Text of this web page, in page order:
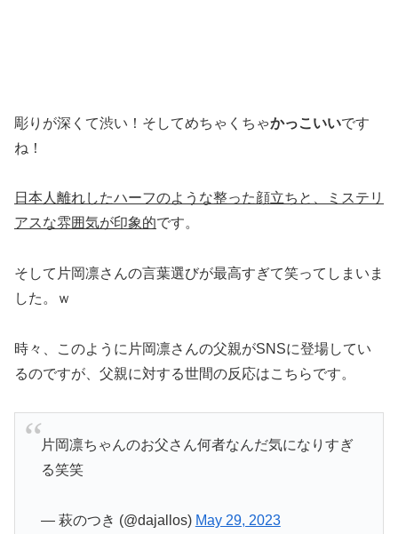
彫りが深くて渋い！そしてめちゃくちゃかっこいいです
ね！
日本人離れしたハーフのような整った顔立ちと、ミステリ
アスな雰囲気が印象的です。
そして片岡凛さんの言葉選びが最高すぎて笑ってしまいま
した。ｗ
時々、このように片岡凛さんの父親がSNSに登場してい
るのですが、父親に対する世間の反応はこちらです。
片岡凛ちゃんのお父さん何者なんだ気になりすぎ
る笑笑
— 萩のつき (@dajallos) May 29, 2023